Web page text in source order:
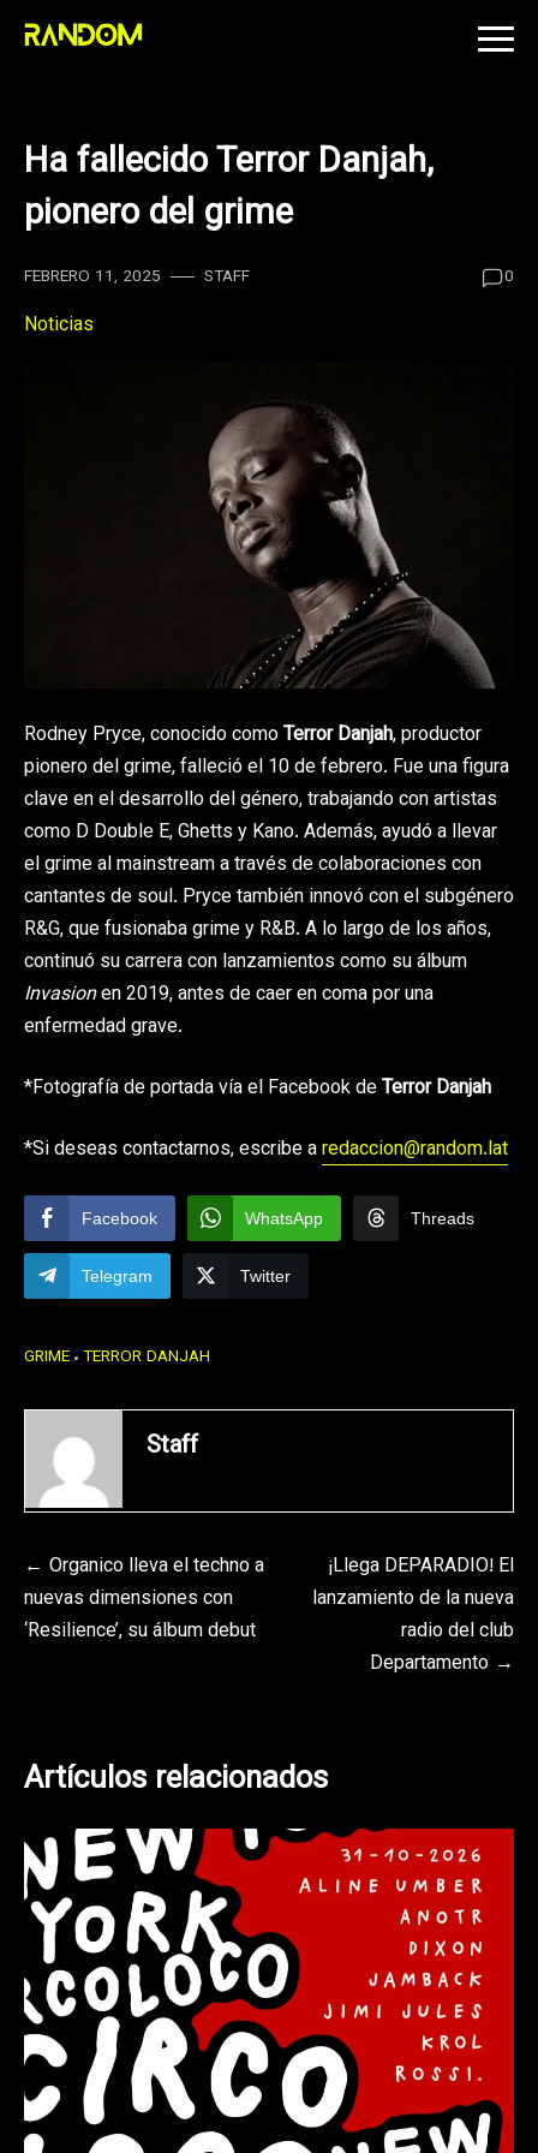
Skip
Ha fallecido Terror Danjah,
pionero del grime
FEBRERO 11, 2025 STAFF 0
Noticias
Rodney Pryce, conocido comoTerror Danjah, productor
pionero del grime, falleció el 10 de febrero. Fue una figura
clave en el desarrollo del género, trabajando con artistas
como D Double E, Ghetts y Kano. Además, ayudó a llevar
el grime al mainstream a través de colaboraciones con
cantantes de soul. Pryce también innovó con el subgénero
R&G, que fusionaba grime y R&B. A lo largo de los años,
continuó su carrera con lanzamientos como su álbum
Invasionen 2019, antes de caer en coma por una
enfermedad grave.
*Fotografía de portada vía el Facebook deTerror Danjah
*Si deseas contactarnos, escribe aredaccion@random.lat
Facebook WhatsApp Threads
Telegram Twitter
GRIME TERROR DANJAH
Staff
Navegación
de
Organico lleva el techno a
nuevas dimensiones con
‘Resilience’, su álbum debut
¡Llega DEPARADIO! El
lanzamiento de la nueva
radio del club
Departamento
Artículos relacionados